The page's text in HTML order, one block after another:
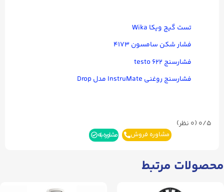
تست گیج ویکا Wika
فشار شکن سامسون ۴۱۷۳
فشارسنج testo ۶۲۲
فشارسنج روغنی InstruMate مدل Drop
0/5 (۰ نظر)
مشاوره فروش مشاوره بله
محصولات مرتبط